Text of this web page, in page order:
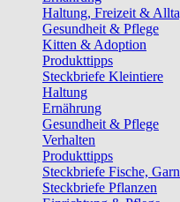
Haltung, Freizeit &
Gesundheit & Pflege
Kitten & Adoption
Produkttipps
Steckbriefe Kleintiere
Haltung
Ernährung
Gesundheit & Pflege
Verhalten
Produkttipps
Steckbriefe Fische,
Steckbriefe Pflanzen